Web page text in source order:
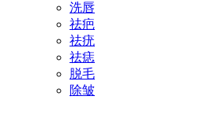
洗唇
祛疤
祛疣
祛痣
脱毛
除皱